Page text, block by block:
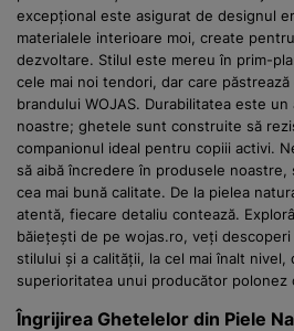
excepțional este asigurat de designul
materialele interioare moi, create
dezvoltare. Stilul este mereu în prim-
cele mai noi tendori, dar care
brandului WOJAS. Durabilitatea este
noastre; ghetele sunt construite să
companionul ideal pentru copiii activi.
să aibă încredere în produsele
cea mai bună calitate. De la pielea
atentă, fiecare detaliu contează.
băiețești de pe wojas.ro, veți
stilului și a calității, la cel mai înalt
superioritatea unui producător polonez
Îngrijirea Ghetelelor din Piele